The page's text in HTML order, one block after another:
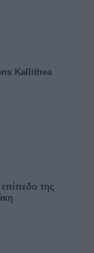
Kallithea
της